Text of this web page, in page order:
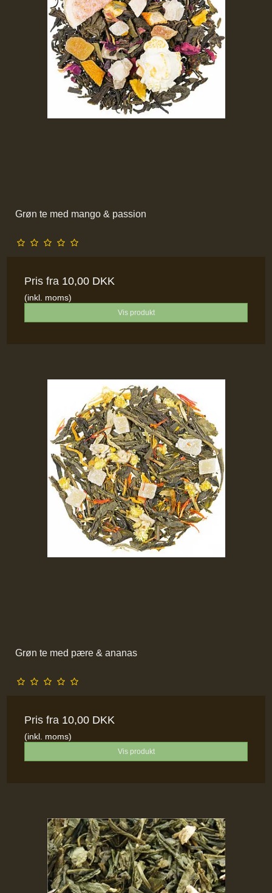
Grøn te med mango & passion
Pris fra 10,00 DKK
(inkl. moms)
Vis produkt
Grøn te med pære & ananas
Pris fra 10,00 DKK
(inkl. moms)
Vis produkt